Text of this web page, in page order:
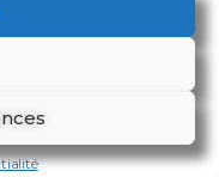
| Powered by: